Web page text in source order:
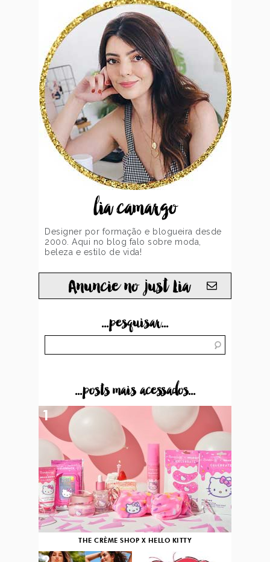
lia camargo
Designer por formação e blogueira desde
2000. Aqui no blog falo sobre moda,
beleza e estilo de vida!
Anuncie no just Lia
...pesquisar...
...posts mais acessados...
THE CRÈME SHOP X HELLO KITTY
1